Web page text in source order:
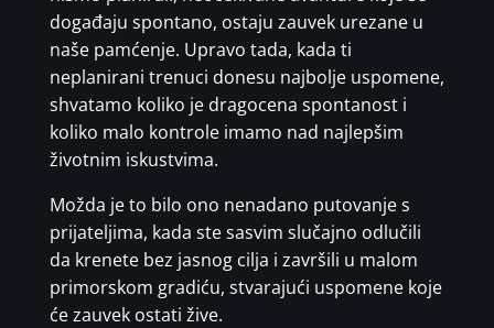
događaju spontano, ostaju zauvek urezane u
naše pamćenje. Upravo tada, kada ti
neplanirani trenuci donesu najbolje uspomene,
shvatamo koliko je dragocena spontanost i
koliko malo kontrole imamo nad najlepšim
životnim iskustvima.
Možda je to bilo ono nenadano putovanje s
prijateljima, kada ste sasvim slučajno odlučili
da krenete bez jasnog cilja i završili u malom
primorskom gradiću, stvarajući uspomene koje
će zauvek ostati žive.